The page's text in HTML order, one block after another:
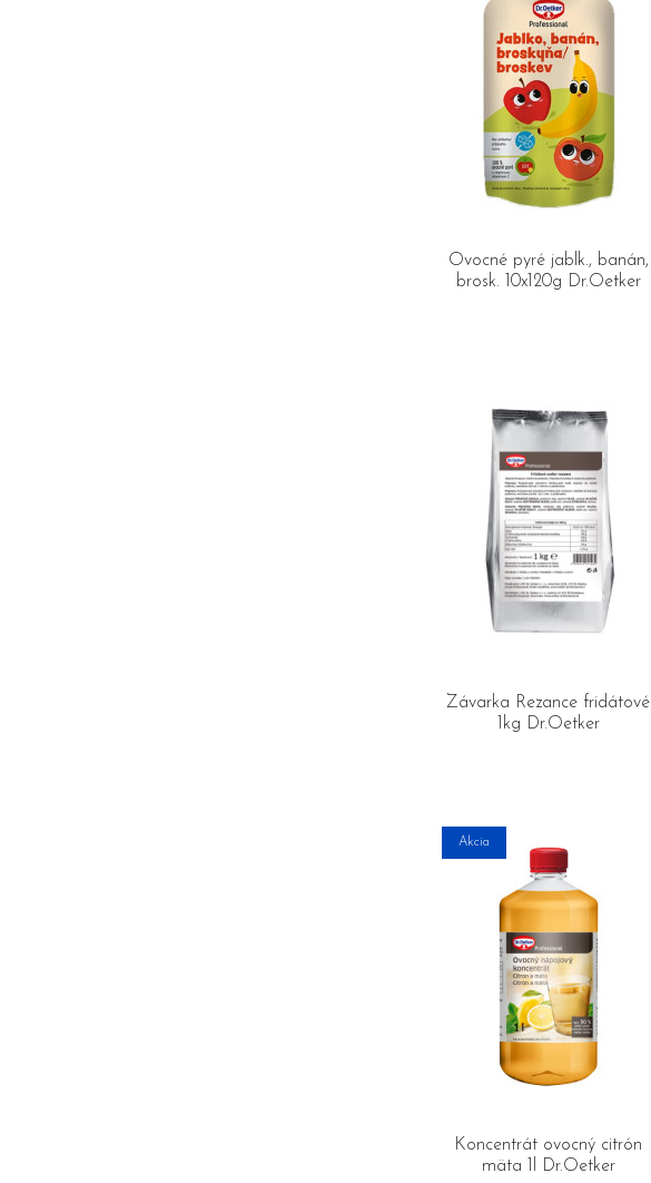
Ovocné pyré jablk., banán,
brosk. 10x120g Dr.Oetker
Závarka Rezance fridátové
1kg Dr.Oetker
Akcia
Koncentrát ovocný citrón
mäta 1l Dr.Oetker